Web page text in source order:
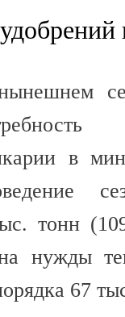
в
тонн
нужды
67